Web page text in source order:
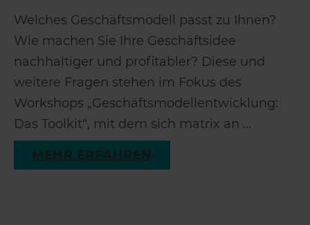
Welches Geschäftsmodell passt zu Ihnen?
Wie machen Sie Ihre Geschäftsidee
nachhaltiger und profitabler? Diese und
weitere Fragen stehen im Fokus des
Workshops „Geschäftsmodellentwicklung:
Das Toolkit“, mit dem sich matrix an ...